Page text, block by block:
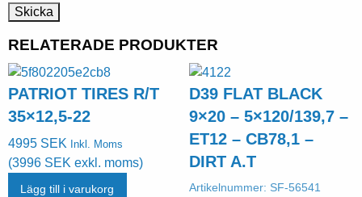
RELATERADE PRODUKTER
PATRIOT TIRES R/T
35×12,5-22
4995 SEK Inkl. Moms
(3996 SEK exkl. moms)
Lägg till i varukorg
D39 FLAT BLACK
9×20 – 5×120/139,7 –
ET12 – CB78,1 –
DIRT A.T
Artikelnummer: SF-56541